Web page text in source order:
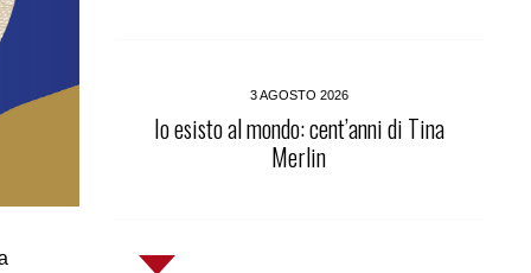
3 AGOSTO 2026
Io esisto al mondo: cent’anni di Tina
Merlin